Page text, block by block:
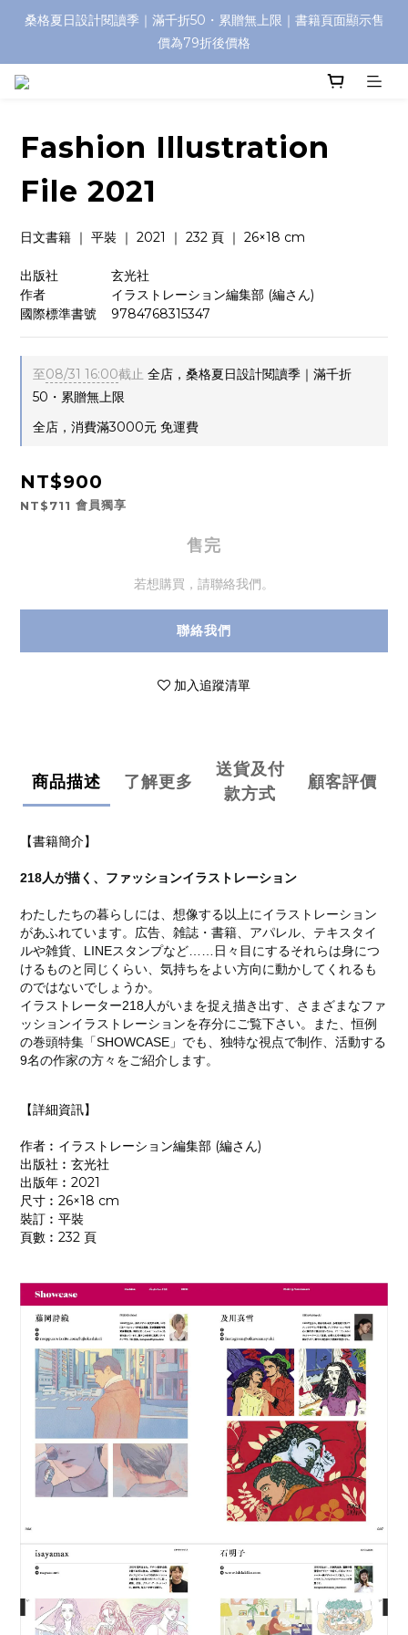
桑格夏日設計閱讀季｜滿千折50・累贈無上限｜書籍頁面顯示售
價為79折後價格
Fashion Illustration
File 2021
日文書籍 ｜ 平裝 ｜ 2021 ｜ 232 頁 ｜ 26×18 cm
出版社　　　    玄光社
作者　　　　    イラストレーション編集部 (編さん)
國際標準書號    9784768315347
至08/31 16:00截止 全店，桑格夏日設計閱讀季｜滿千折
50・累贈無上限
全店，消費滿3000元 免運費
NT$900
NT$711 會員獨享
售完
若想購買，請聯絡我們。
聯絡我們
加入追蹤清單
商品描述 了解更多
送貨及付
款方式
顧客評價
【書籍簡介】
218人が描く、ファッションイラストレーション
わたしたちの暮らしには、想像する以上にイラストレーション
があふれています。広告、雑誌・書籍、アパレル、テキスタイ
ルや雑貨、LINEスタンプなど……日々目にするそれらは身につ
けるものと同じくらい、気持ちをよい方向に動かしてくれるも
のではないでしょうか。
イラストレーター218人がいまを捉え描き出す、さまざまなファ
ッションイラストレーションを存分にご覧下さい。また、恒例
の巻頭特集「SHOWCASE」でも、独特な視点で制作、活動する
9名の作家の方々をご紹介します。
【詳細資訊】
作者︰イラストレーション編集部 (編さん)
出版社︰玄光社
出版年︰2021
尺寸︰26×18 cm
裝訂︰平裝
頁數︰232 頁